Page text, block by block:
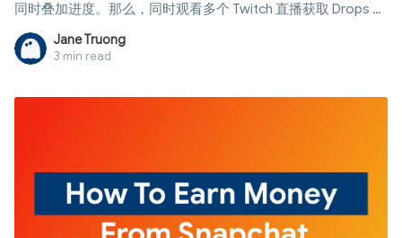
同时叠加进度。那么，同时观看多个 Twitch 直播获取 Drops 到
底可行吗？本文将为您解答这一疑问，解析 Twitch 如何计算观
看时长，介绍常见的多开直播方法，以及在管理多个账号或环
境时防关联浏览器的关键作用
Jane Truong
3 min read